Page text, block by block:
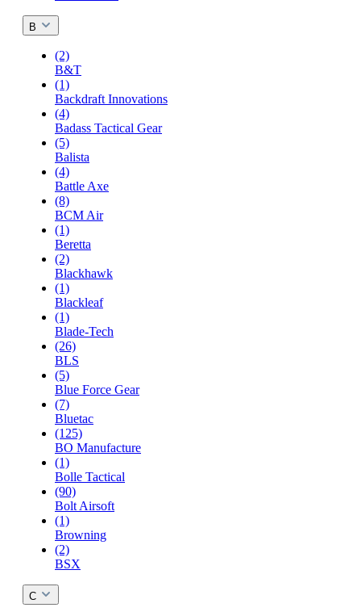
B
(2)
B&T
(1)
Backdraft Innovations
(4)
Badass Tactical Gear
(5)
Balista
(4)
Battle Axe
(8)
BCM Air
(1)
Beretta
(2)
Blackhawk
(1)
Blackleaf
(1)
Blade-Tech
(26)
BLS
(5)
Blue Force Gear
(7)
Bluetac
(125)
BO Manufacture
(1)
Bolle Tactical
(90)
Bolt Airsoft
(1)
Browning
(2)
BSX
C